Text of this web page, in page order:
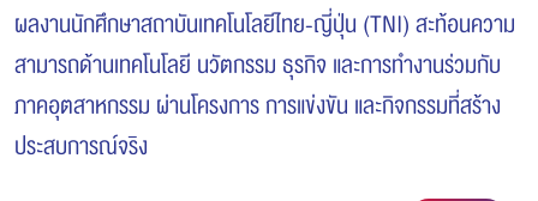
ผลงานนักศึกษาสถาบันเทคโนโลยีไทย-ญี่ปุ่น (TNI) สะท้อนความ
สามารถด้านเทคโนโลยี นวัตกรรม ธุรกิจ และการทำงานร่วมกับ
ภาคอุตสาหกรรม ผ่านโครงการ การแข่งขัน และกิจกรรมที่สร้าง
ประสบการณ์จริง